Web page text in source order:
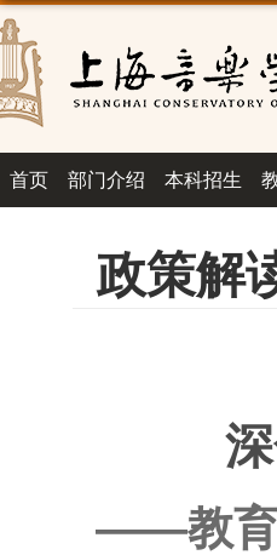
首页 部门介绍 本科招生
政策解
——教育